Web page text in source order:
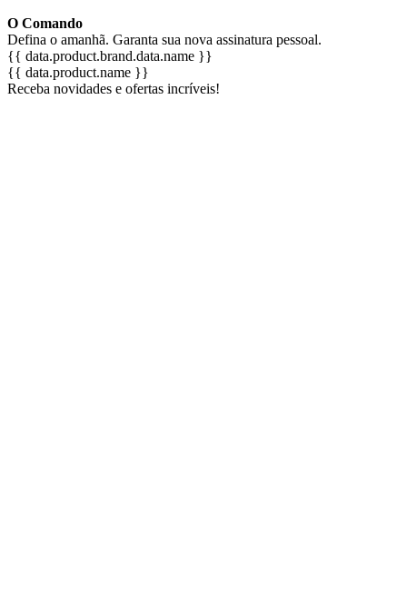
O Comando
Defina o amanhã. Garanta sua nova assinatura pessoal.
{{ data.product.brand.data.name }}
{{ data.product.name }}
Receba novidades e ofertas incríveis!